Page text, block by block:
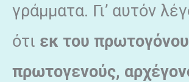
γράμματα. Γι’ αυτόν
ότι εκ του
πρωτογενούς,